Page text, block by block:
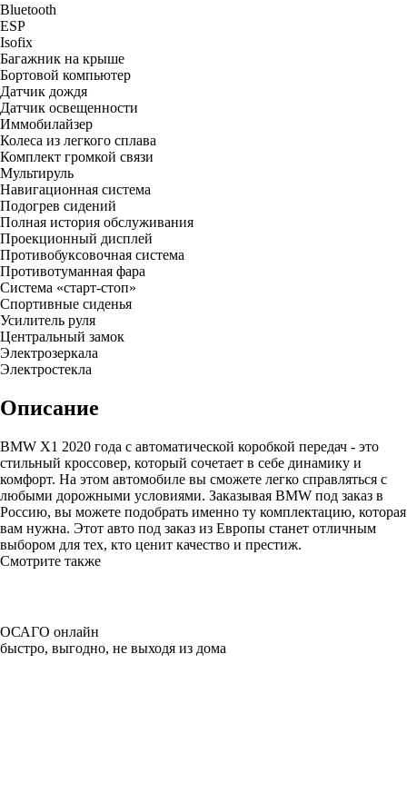
Bluetooth
ESP
Isofix
Багажник на крыше
Бортовой компьютер
Датчик дождя
Датчик освещенности
Иммобилайзер
Колеса из легкого сплава
Комплект громкой связи
Мультируль
Навигационная система
Подогрев сидений
Полная история обслуживания
Проекционный дисплей
Противобуксовочная система
Противотуманная фара
Система «старт-стоп»
Спортивные сиденья
Усилитель руля
Центральный замок
Электрозеркала
Электростекла
Описание
BMW X1 2020 года с автоматической коробкой передач - это
стильный кроссовер, который сочетает в себе динамику и
комфорт. На этом автомобиле вы сможете легко справляться с
любыми дорожными условиями. Заказывая BMW под заказ в
Россию, вы можете подобрать именно ту комплектацию, которая
вам нужна. Этот авто под заказ из Европы станет отличным
выбором для тех, кто ценит качество и престиж.
Смотрите также
ОСАГО онлайн
быстро, выгодно, не выходя из дома